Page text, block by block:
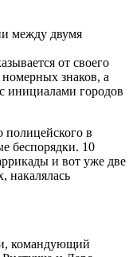
между двумя
от своего
знаков, а
инициалами городов
полицейского в
беспорядки. 10
и вот уже две
накалялась
командующий